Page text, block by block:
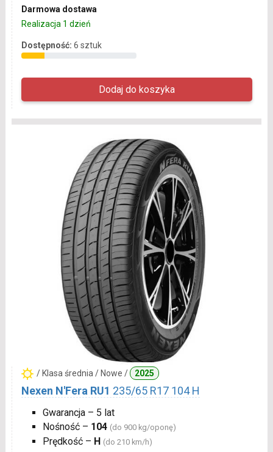
Darmowa dostawa
Realizacja 1 dzień
Dostępność: 6 sztuk
/ Klasa średnia / Nowe / 2025
Nexen N'Fera RU1 235/65 R17 104 H
Gwarancja – 5 lat
Nośność – 104 (do 900 kg/oponę)
Prędkość – H (do 210 km/h)